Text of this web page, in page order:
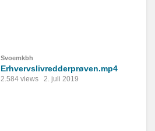
Svoemkbh
Erhvervslivredderprøven.mp4
2.584 views 2. juli 2019